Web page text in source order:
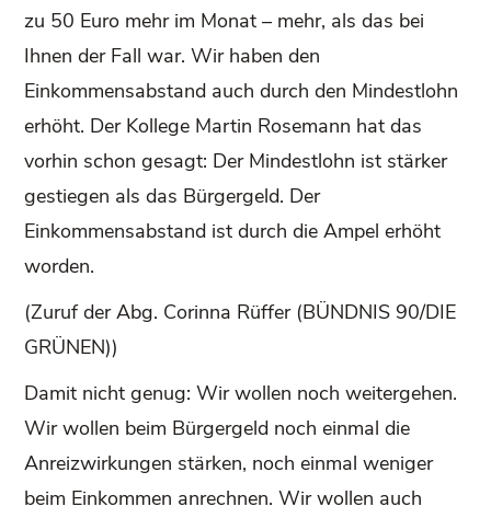
zu 50 Euro mehr im Monat – mehr, als das bei
Ihnen der Fall war. Wir haben den
Einkommensabstand auch durch den Mindestlohn
erhöht. Der Kollege Martin Rosemann hat das
vorhin schon gesagt: Der Mindestlohn ist stärker
gestiegen als das Bürgergeld. Der
Einkommensabstand ist durch die Ampel erhöht
worden.
(Zuruf der Abg. Corinna Rüffer (BÜNDNIS 90/DIE
GRÜNEN))
Damit nicht genug: Wir wollen noch weitergehen.
Wir wollen beim Bürgergeld noch einmal die
Anreizwirkungen stärken, noch einmal weniger
beim Einkommen anrechnen. Wir wollen auch